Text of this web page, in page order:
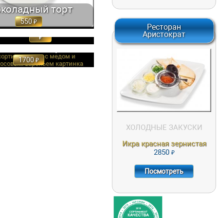
торт
550
ОРЕХАМИ,... 180 ГР.
600
Ресторан
Аристократ
ХОЛОДНЫЕ ЗАКУСКИ
Икра красная зернистая
2850
Посмотреть
ГАРНИРЫ К ИКРЕ НА ВАШ
ВЫБОР: ПШЕНИЧНЫЕ БЛИНЫ,
ТОСТЫ, ТЕРТОЕ ЯЙЦО, ЗЕЛЕНЫЙ
ЛУК, СМЕТАНА
2850